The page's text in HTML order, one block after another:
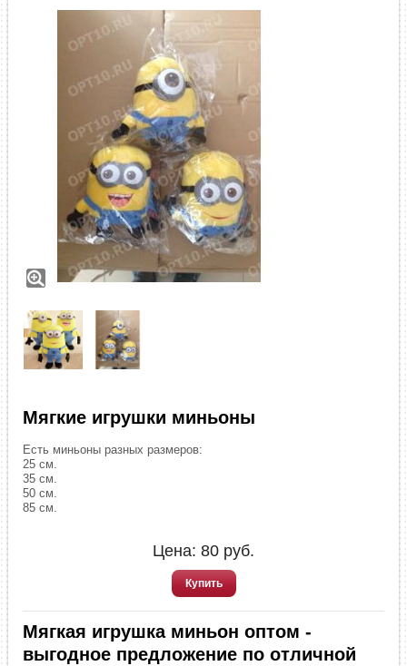
Мягкие игрушки миньоны
Есть миньоны разных размеров:
25 см.
35 см.
50 см.
85 см.
Цена: 80 руб.
Купить
Мягкая игрушка миньон оптом -
выгодное предложение по отличной